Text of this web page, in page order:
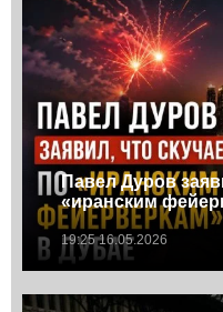
Павел Дуров
«иранским
19:25 16.05.2026